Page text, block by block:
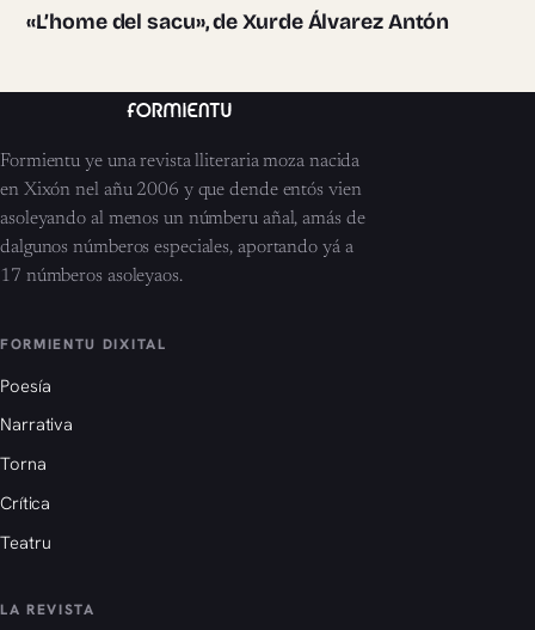
«L’home del sacu», de Xurde Álvarez Antón
Formientu ye una revista lliteraria moza nacida
en Xixón nel añu 2006 y que dende entós vien
asoleyando al menos un númberu añal, amás de
dalgunos númberos especiales, aportando yá a
17 númberos asoleyaos.
FORMIENTU DIXITAL
Poesía
Narrativa
Torna
Crítica
Teatru
LA REVISTA